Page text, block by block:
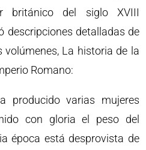
británico del siglo XVIII
descripciones detalladas de
volúmenes, La historia de la
Romano:
producido varias mujeres
con gloria el peso del
época está desprovista de